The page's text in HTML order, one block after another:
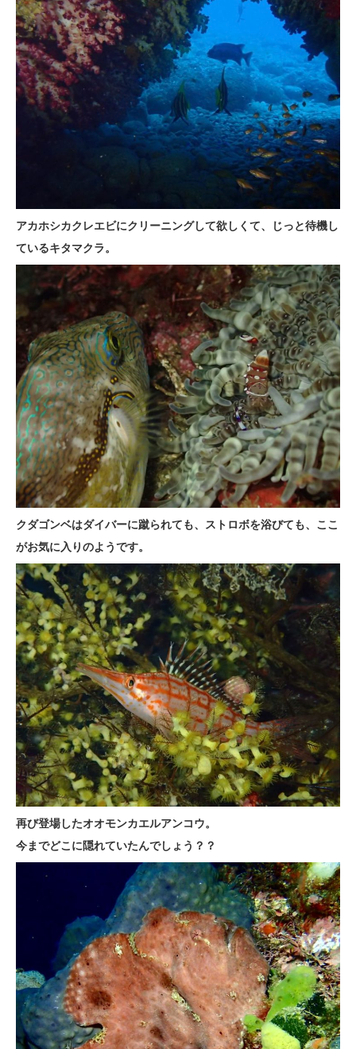
アカホシカクレエビにクリーニングして欲しくて、じっと待機し
ているキタマクラ。
クダゴンベはダイバーに蹴られても、ストロボを浴びても、ここ
がお気に入りのようです。
再び登場したオオモンカエルアンコウ。
今までどこに隠れていたんでしょう？？